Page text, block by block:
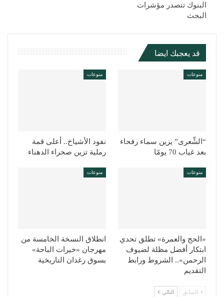
البنوك تتصدر مؤشرات
البحث
قد يعجبك ايضا
منوعات
“الشِّعرى” يزين سماء رفحاء
بعد غياب 70 يومًا
منوعات
نفود الأشياخ.. أعلى قمة
رملية تزين صحراء الدهناء
منوعات
«الحج والعمرة» تطلق تحدي
ابتكار أفضل مظلة لضيوف
الرحمن».. الشروط ورابط
التقديم
منوعات
انطلاق النسخة الخامسة من
مهرجان «خيرات الباحة»
بسوق رغدان التاريخية
السابق التالي